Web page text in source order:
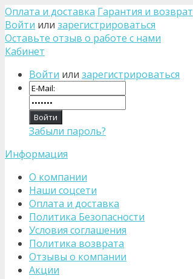
Оплата и доставка Гарантия и возврат
Войти или зарегистрироваться
Оставьте отзыв о работе с нами
Кабинет
Войти или зарегистрироваться
Забыли пароль?
Информация
О компании
Наши соцсети
Оплата и доставка
Политика Безопасности
Условия соглашения
Политика возврата
Отзывы о компании
Акции